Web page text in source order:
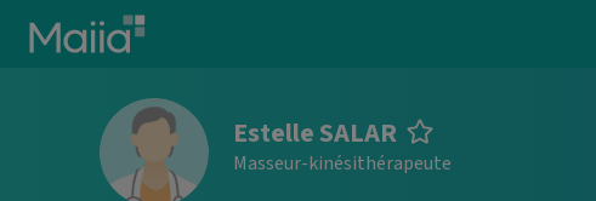
Aller au contenu principal
Estelle SALAR
Masseur-kinésithérapeute